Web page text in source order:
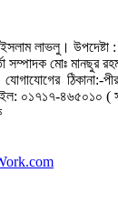
লাভলু। উপদেষ্টা :
সম্পাদক মোঃ মানছুর
ঠিকানা:-
০১৭১৭-৪৬৫০১০ (